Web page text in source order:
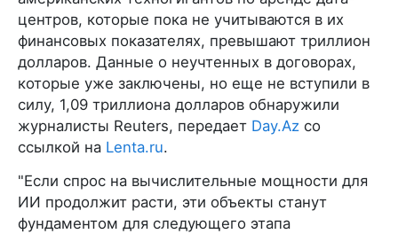
центров, которые пока не учитываются в их
финансовых показателях, превышают триллион
долларов. Данные о неучтенных в договорах,
которые уже заключены, но еще не вступили в
силу, 1,09 триллиона долларов обнаружили
журналисты Reuters, передает Day.Az со
ссылкой на Lenta.ru.
"Если спрос на вычислительные мощности для
ИИ продолжит расти, эти объекты станут
фундаментом для следующего этапа